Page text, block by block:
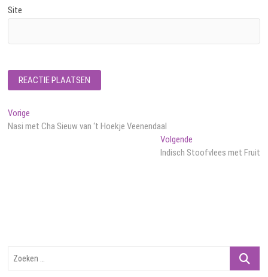
Site
Bericht
navigatie
Vorige
bericht:
Nasi met Cha Sieuw van ‘t Hoekje Veenendaal
VolgendeVolgend
bericht:
Indisch Stoofvlees met Fruit
Zoeken